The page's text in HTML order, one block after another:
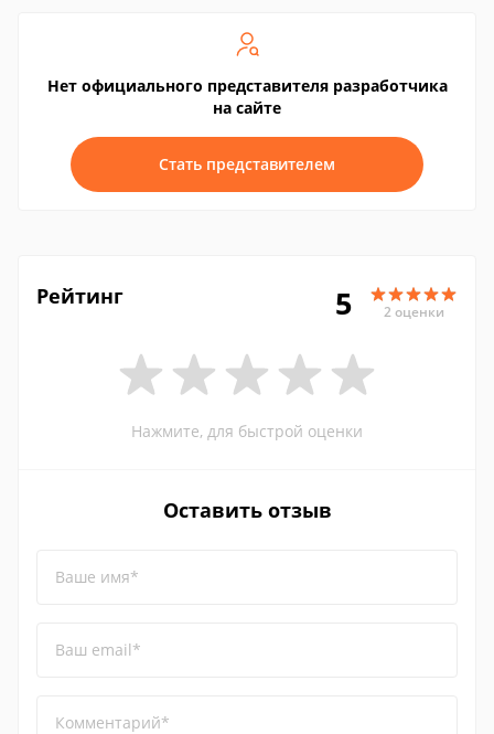
Нет официального представителя разработчика
на сайте
Стать представителем
Рейтинг 5 2 оценки
Нажмите, для быстрой оценки
Оставить отзыв
Ваше имя*
Ваш email*
Комментарий*